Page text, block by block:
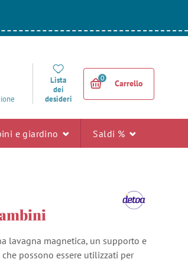
Lista
dei
desideri
0
Carrello
e giardino Saldi %
lavagna magnetica, un supporto e
possono essere utilizzati per